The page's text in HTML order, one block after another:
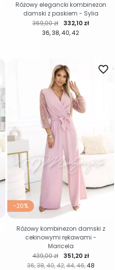
36 38 40 42
Cena regularna
369,00 zł Cena
332,10 zł
Różowy elegancki kombinezon
damski z paskiem - Sylia
-20%
36 38 40 42 44 46 48
favorite_border
Cena regularna
439,00 zł Cena
351,20 zł
Różowy kombinezon damski z
cekinowymi rękawami -
Maricela